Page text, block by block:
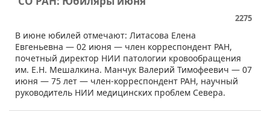
2275
​В июне юбилей отмечают: Литасова Елена
Евгеньевна — 02 июня — член корреспондент РАН,
почетный директор НИИ патологии кровообращения
им. Е.Н. Мешалкина. Манчук Валерий Тимофеевич — 07
июня — 75 лет — член-корреспондент РАН, научный
руководитель НИИ медицинских проблем Севера.